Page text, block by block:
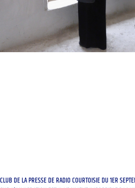
CLUB DE LA PRESSE DE RADIO COURTOISIE DU 1ER